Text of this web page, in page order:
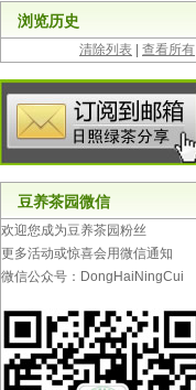
浏览历史
清除列表 查看所有
豆养茶园微信
欢迎您成为豆养茶园粉丝
更多活动或惊喜会用微信通知
微信公众号：DongHaiNingCui